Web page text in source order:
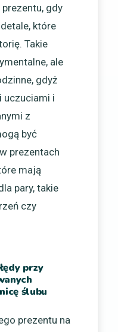
gdy
które
Takie
ale
gdyż
uczuciami i
z
być
prezentach
mają
pary, takie
czy
przy
ślubu
prezentu na